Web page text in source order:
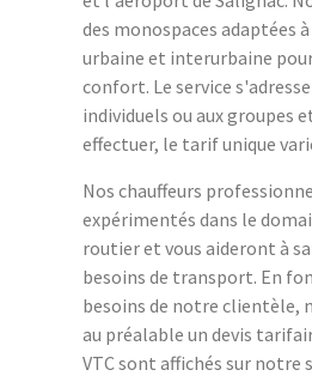
des monospaces adaptées
urbaine et interurbaine
confort. Le service
individuels ou aux groupes
effectuer, le tarif unique
Nos chauffeurs
expérimentés dans le
routier et vous aideront à
besoins de transport. En
besoins de notre clientèle,
au préalable un devis
VTC sont affichés sur